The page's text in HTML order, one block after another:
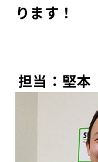
ります！
担当：堅本